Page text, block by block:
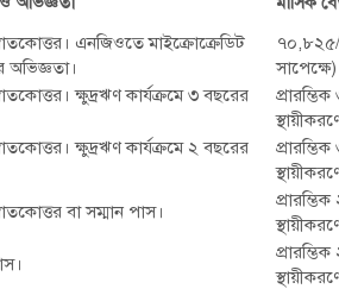
এনজিওতে মাইক্রোক্রেডিট
অভিজ্ঞতা।
সাপেক্ষে)
ক্ষুদ্রঋণ কার্যক্রমে ৩ বছরের
ক্ষুদ্রঋণ কার্যক্রমে ২ বছরের
বা সম্মান পাস।